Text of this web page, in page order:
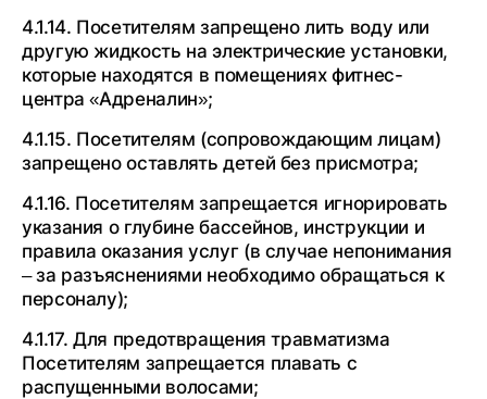
4.1.14. Посетителям запрещено лить воду или
другую жидкость на электрические установки,
которые находятся в помещениях фитнес-
центра «Адреналин»;
4.1.15. Посетителям (сопровождающим лицам)
запрещено оставлять детей без присмотра;
4.1.16. Посетителям запрещается игнорировать
указания о глубине бассейнов, инструкции и
правила оказания услуг (в случае непонимания
– за разъяснениями необходимо обращаться к
персоналу);
4.1.17. Для предотвращения травматизма
Посетителям запрещается плавать с
распущенными волосами;